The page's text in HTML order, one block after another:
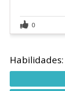
0
Habilidades: